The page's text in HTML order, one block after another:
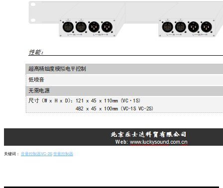
关键词： 音量控制器VC-2S音量控制器